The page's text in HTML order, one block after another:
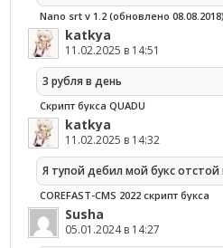
Nano srt v 1.2 (обновлено 08.08.2018)
katkya
11.02.2025 в 14:51
3 рубля в день
Скрипт букса QUADU
katkya
11.02.2025 в 14:32
Я тупой дебил мой букс отстой
COREFAST-CMS 2022 скрипт букса
Susha
05.01.2024 в 14:27